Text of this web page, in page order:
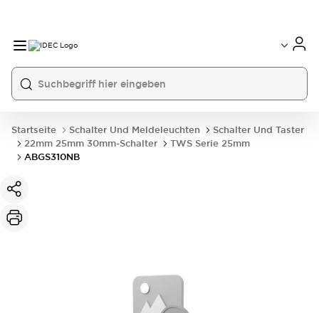
Startseite Schalter Und Meldeleuchten
Schalter Und Taster
22mm 25mm 30mm-Schalter
TWS Serie 25mm
ABGS310NB